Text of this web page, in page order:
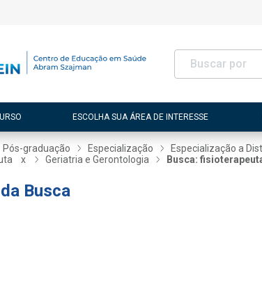
ESCOLHA SUA ÁREA DE INTERESSE
Pós-graduação Especialização Especialização a
x Geriatria e Gerontologia Busca:
Busca